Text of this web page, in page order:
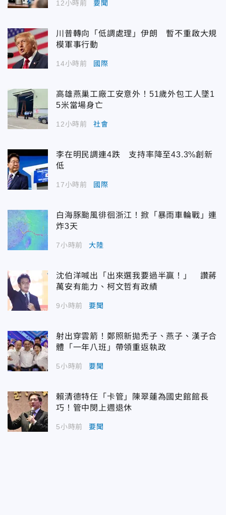
12小時前 要聞
川普轉向「低調處理」伊朗 暫不重啟大規
模軍事行動
14小時前 國際
高雄燕巢工廠工安意外！51歲外包工人墜1
5米當場身亡
12小時前 社會
李在明民調連4跌 支持率降至43.3%創新
低
17小時前 國際
白海豚颱風徘徊浙江！掀「暴雨車輪戰」連
炸3天
7小時前 大陸
沈伯洋喊出「出來選我要過半贏！」 讚蔣
萬安有能力、柯文哲有政績
9小時前 要聞
射出穿雲箭！鄭照新拋禿子、燕子、漢子合
體「一年八班」帶領重返執政
5小時前 要聞
賴清德特任「卡管」陳翠蓮為國史館館長
巧！管中閔上週退休
5小時前 要聞